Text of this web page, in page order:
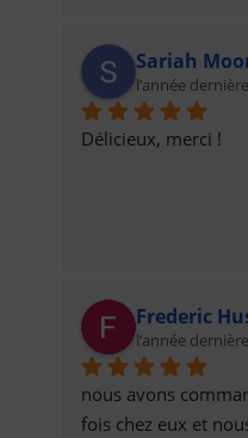
Sariah
l’année dernière
Délicieux, merci !
Frederic
l’année dernière
nous avons
fois chez eux et